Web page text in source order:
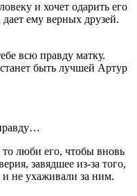
и хочет одарить его
ему верных друзей.
всю правду матку.
быть лучшей Артур
то люби его, чтобы вновь
завядшее из-за того,
не ухаживали за ним.